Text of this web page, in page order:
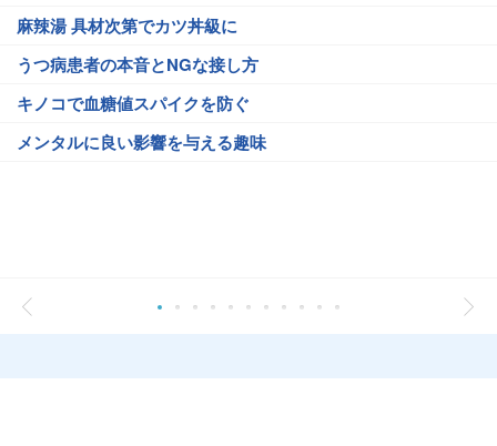
麻辣湯 具材次第でカツ丼級に
うつ病患者の本音とNGな接し方
キノコで血糖値スパイクを防ぐ
メンタルに良い影響を与える趣味